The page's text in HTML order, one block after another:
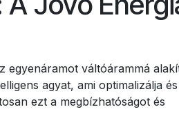
váltóárammá
agyat, ami optimalizálja
ezt a megbízhatóságot és